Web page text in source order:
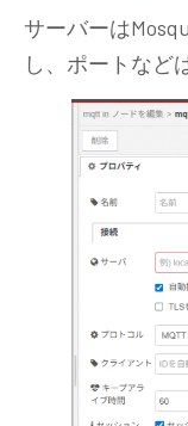
サーバーは
し、ポートなど